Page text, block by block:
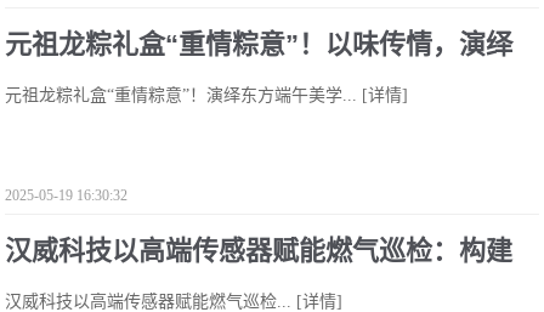
元祖龙粽礼盒“重情粽意”！以味传情，演绎
元祖龙粽礼盒“重情粽意”！演绎东方端午美学... [详情]
2025-05-19 16:30:32
汉威科技以高端传感器赋能燃气巡检：构建
汉威科技以高端传感器赋能燃气巡检... [详情]